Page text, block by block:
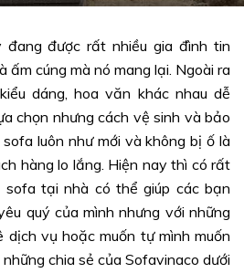
đang được rất nhiều gia đình tin
ấm cúng mà nó mang lại. Ngoài ra
dáng, hoa văn khác nhau dễ
chọn nhưng cách vệ sinh và bảo
luôn như mới và không bị ố là
hàng lo lắng. Hiện nay thì có rất
tại nhà có thể giúp các bạn
quý của mình nhưng với những
dịch vụ hoặc muốn tự mình muốn
chia sẻ của Sofavinaco dưới